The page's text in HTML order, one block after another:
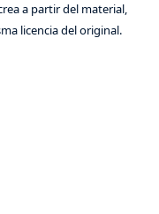
a partir del material,
licencia del original.